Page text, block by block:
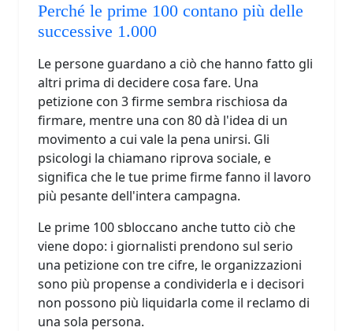
Perché le prime 100 contano più delle
successive 1.000
Le persone guardano a ciò che hanno fatto gli
altri prima di decidere cosa fare. Una
petizione con 3 firme sembra rischiosa da
firmare, mentre una con 80 dà l'idea di un
movimento a cui vale la pena unirsi. Gli
psicologi la chiamano riprova sociale, e
significa che le tue prime firme fanno il lavoro
più pesante dell'intera campagna.
Le prime 100 sbloccano anche tutto ciò che
viene dopo: i giornalisti prendono sul serio
una petizione con tre cifre, le organizzazioni
sono più propense a condividerla e i decisori
non possono più liquidarla come il reclamo di
una sola persona.